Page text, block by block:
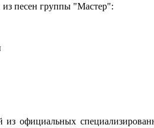
из песен группы "Мастер":
официальных